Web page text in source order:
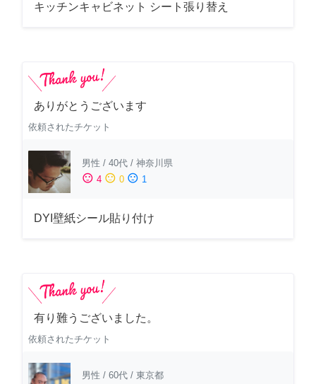
キッチンキャビネット シート張り替え
ありがとうございます
依頼されたチケット
男性 / 40代 / 神奈川県
sentiment_satisfied 4 sentiment_neutral 0 sentiment_dissatisfied 1
DYI壁紙シール貼り付け
有り難うございました。
依頼されたチケット
男性 / 60代 / 東京都